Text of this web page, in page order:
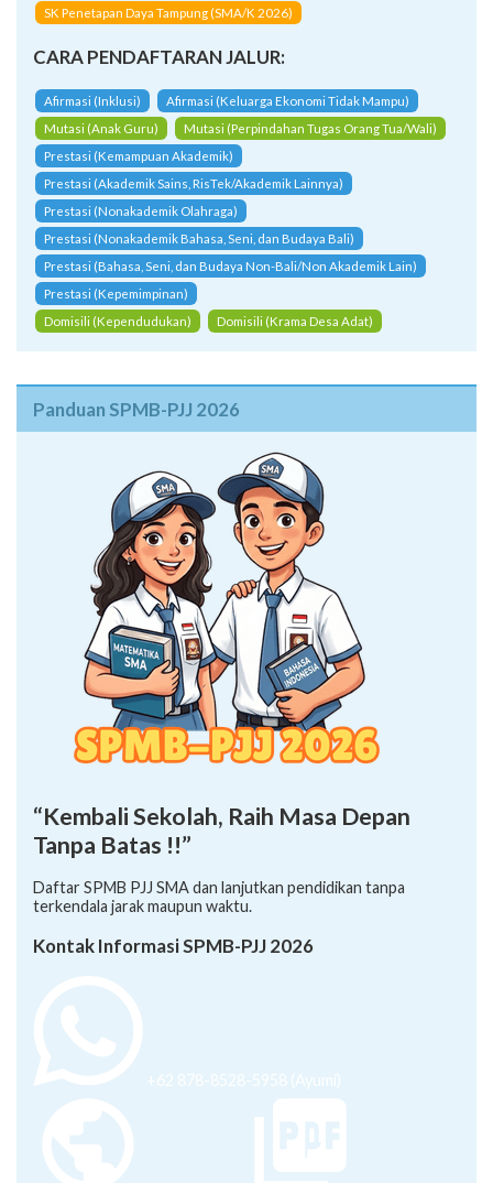
SK Penetapan Daya Tampung (SMA/K 2026)
CARA PENDAFTARAN JALUR:
Afirmasi (Inklusi)
Afirmasi (Keluarga Ekonomi Tidak Mampu)
Mutasi (Anak Guru)
Mutasi (Perpindahan Tugas Orang Tua/Wali)
Prestasi (Kemampuan Akademik)
Prestasi (Akademik Sains, RisTek/Akademik Lainnya)
Prestasi (Nonakademik Olahraga)
Prestasi (Nonakademik Bahasa, Seni, dan Budaya Bali)
Prestasi (Bahasa, Seni, dan Budaya Non-Bali/Non Akademik Lain)
Prestasi (Kepemimpinan)
Domisili (Kependudukan)
Domisili (Krama Desa Adat)
Panduan SPMB-PJJ 2026
“Kembali Sekolah, Raih Masa Depan
Tanpa Batas !!”
Daftar SPMB PJJ SMA dan lanjutkan pendidikan tanpa
terkendala jarak maupun waktu.
Kontak Informasi SPMB-PJJ 2026
+62 878-8528-5958 (Ayumi)